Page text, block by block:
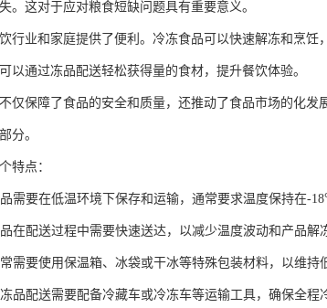
。这对于应对粮食短缺问题具有重要意义。
行业和家庭提供了便利。冷冻食品可以快速解冻和烹
以通过冻品配送轻松获得量的食材，提升餐饮体验。
仅保障了食品的安全和质量，还推动了食品市场的化
分。
特点：
需要在低温环境下保存和运输，通常要求温度保持在-
在配送过程中需要快速送达，以减少温度波动和产品解
需要使用保温箱、冰袋或干冰等特殊包装材料，以维持
品配送需要配备冷藏车或冷冻车等运输工具，确保全程